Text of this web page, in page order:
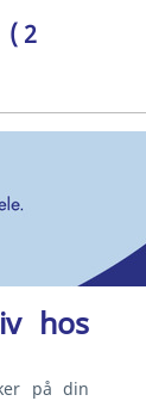
( 2
hos
på din